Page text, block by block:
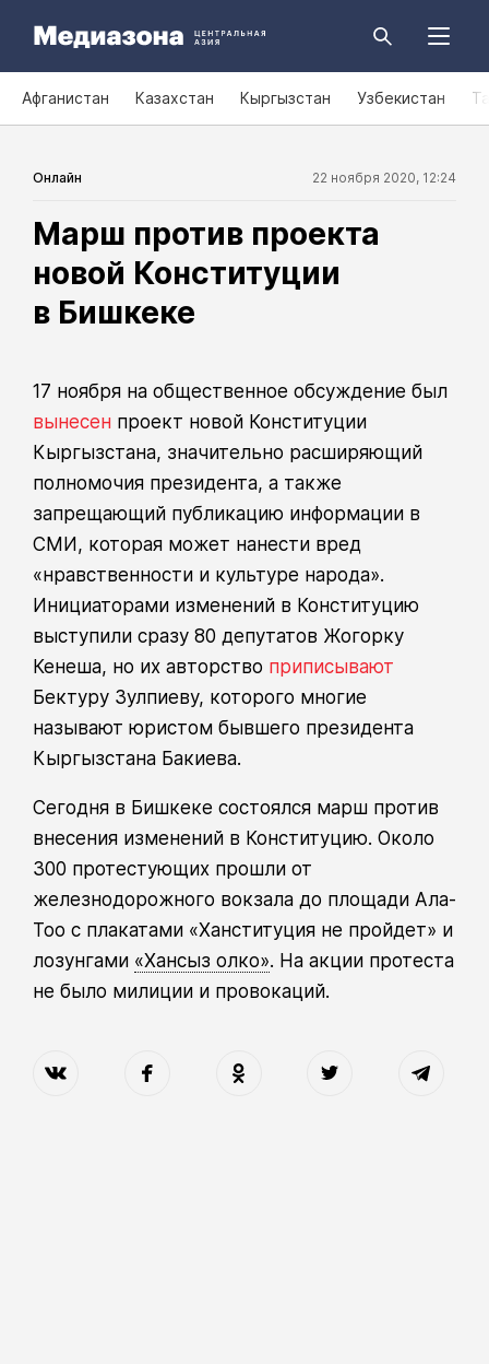
Афганистан Казахстан Кыргызстан Узбекистан
Онлайн 22 ноября 2020, 12:24
Марш против проекта
новой Конституции
в Бишкеке
17 ноября на общественное обсуждение был
вынесен проект новой Конституции
Кыргызстана, значительно расширяющий
полномочия президента, а также
запрещающий публикацию информации в
СМИ, которая может нанести вред
«нравственности и культуре народа».
Инициаторами изменений в Конституцию
выступили сразу 80 депутатов Жогорку
Кенеша, но их авторство приписывают
Бектуру Зулпиеву, которого многие
называют юристом бывшего президента
Кыргызстана Бакиева.
Сегодня в Бишкеке состоялся марш против
внесения изменений в Конституцию. Около
300 протестующих прошли от
железнодорожного вокзала до площади Ала-
Тоо с плакатами «Ханституция не пройдет» и
лозунгами «Хансыз олко». На акции протеста
не было милиции и провокаций.